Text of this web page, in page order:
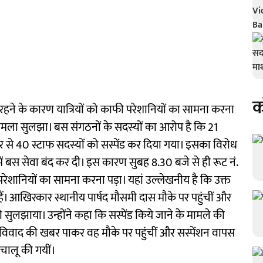
के कारण यात्रियों को काफी परेशानियों का सामना करना
सुलझा। बस संगठनों के सदस्यों का आरोप है कि 21
स्टाफ सदस्यों को सस्पेंड कर दिया गया। इसका विरोध
सेवा बंद कर दी। इस कारण सुबह 8.30 बजे से ही रूट नं.
का सामना करना पड़ा। यहां उल्लेखनीय है कि उक्त
स्थानीय पार्षद मौसमी दास मौके पर पहुंचीं और
उन्होंने कहा कि सस्पेंड किये जाने के मामले की
की खबर पाकर वह मौके पर पहुंचीं और सस्पेंशन वापस
की गयीं।